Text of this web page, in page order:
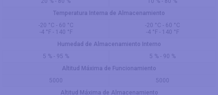
Temperatura Interna de Almacenamiento
-20 °C - 60 °C
-4 °F - 140 °F
-20 °C - 60 °C
-4 °F - 140 °F
Humedad de Almacenamiento Interno
5 % - 95 %
5 % - 90 %
Altitud Máxima de Funcionamiento
5000
5000
Altitud Máxima de Almacenamiento